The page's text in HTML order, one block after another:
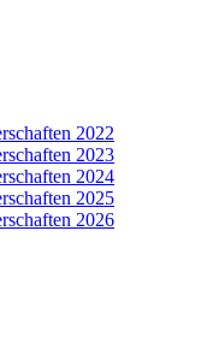
2022
2023
2024
2025
2026